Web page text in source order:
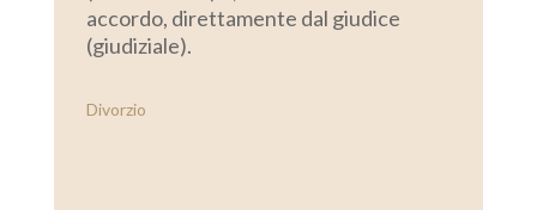
accordo, direttamente dal giudice
(giudiziale).
Divorzio